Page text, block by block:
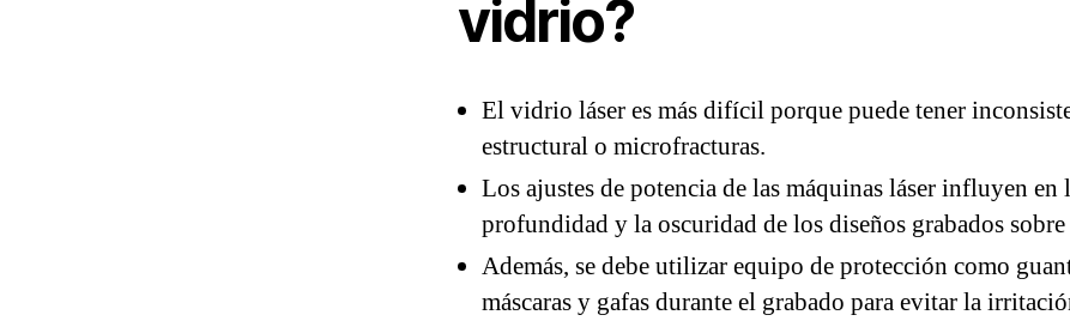
vidrio?
El vidrio láser es más difícil porque puede tener
estructural o microfracturas.
Los ajustes de potencia de las máquinas láser influyen en
profundidad y la oscuridad de los diseños grabados
Además, se debe utilizar equipo de protección como
máscaras y gafas durante el grabado para evitar la